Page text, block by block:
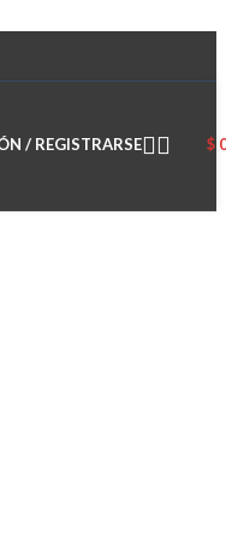
/ REGISTRARSE $